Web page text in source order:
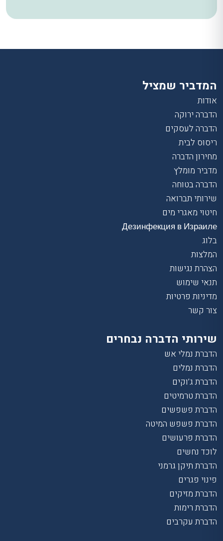
המדביר שמציל
אודות
הדברה ירוקה
הדברה לעסקים
ריסוס לבית
מחירון הדברה
מדביר מומלץ
הדברה בטוחה
שירותי תברואה
חיטוי מאגרי מים
Дезинфекция в Израиле
בלוג
המלצות
הצהרת נגישות
תנאי שימוש
מדיניות פרטיות
צור קשר
שירותי הדברה נבחרים
הדברת נמלי אש
הדברת נמלים
הדברת ג’וקים
הדברת טרמיטים
הדברת פשפשים
הדברת פשפש המיטה
הדברת פרעושים
לוכד נחשים
הדברת תיקן גרמני
פינוי פגרים
הדברת מזיקים
הדברת רימות
הדברת עקרבים